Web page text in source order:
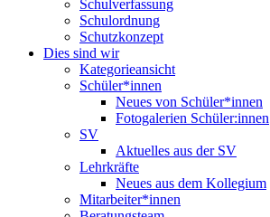
Schulverfassung
Schulordnung
Schutzkonzept
Dies sind wir
Kategorieansicht
Schüler*innen
Neues von Schüler*innen
Fotogalerien Schüler:innen
SV
Aktuelles aus der SV
Lehrkräfte
Neues aus dem Kollegium
Mitarbeiter*innen